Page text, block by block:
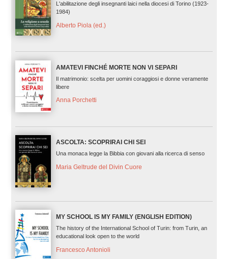
L'abilitazione degli insegnanti laici nella diocesi di Torino (1923-
1984)
Alberto Piola (ed.)
AMATEVI FINCHÉ MORTE NON VI SEPARI
Il matrimonio: scelta per uomini coraggiosi e donne veramente
libere
Anna Porchetti
ASCOLTA: SCOPRIRAI CHI SEI
Una monaca legge la Bibbia con giovani alla ricerca di senso
Maria Geltrude del Divin Cuore
MY SCHOOL IS MY FAMILY (ENGLISH EDITION)
The history of the International School of Turin: from Turin, an
educational look open to the world
Francesco Antonioli